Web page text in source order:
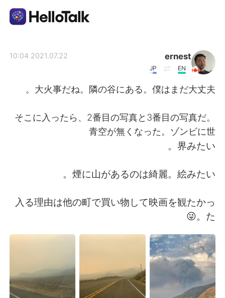
Español
Français Deutsch
Indonesia Italiano
ernest
EN
JP
2021.07.22 10:04
大火事だね。隣の谷にある。僕はまだ大丈夫。
そこに入ったら、2番目の写真と3番目の写真だ。
青空が無くなった。ゾンビに世
界みたい。
煙に山があるのは綺麗。絵みたい。
入る理由は他の町で買い物して映画を観たかっ
た。😜